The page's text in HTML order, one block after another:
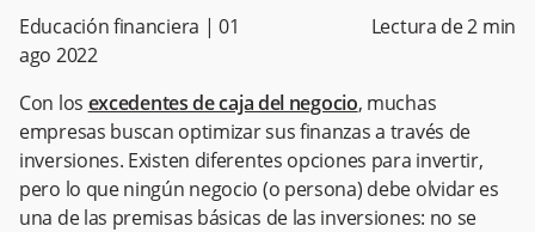
Educación financiera | 01
ago 2022
Lectura de2 min
Con los excedentes de caja del negocio, muchas
empresas buscan optimizar sus finanzas a través de
inversiones. Existen diferentes opciones para invertir,
pero lo que ningún negocio (o persona) debe olvidar es
una de las premisas básicas de las inversiones: no se